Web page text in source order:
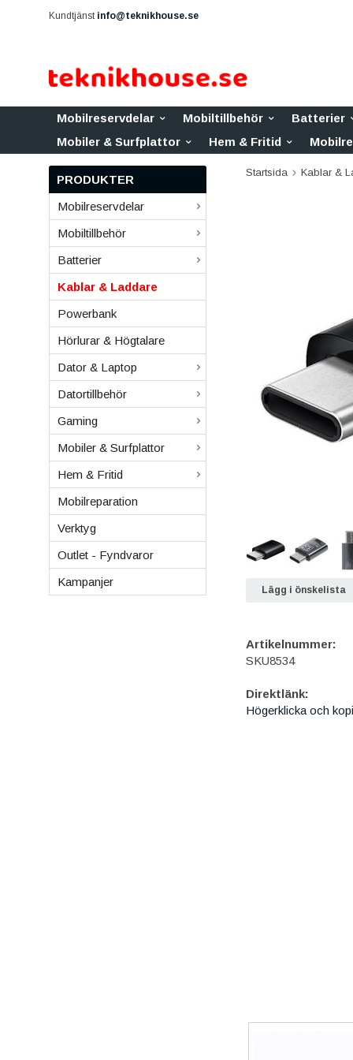
Kundtjänst info@teknikhouse.se
Mobilreservdelar Mobiltillbehör Batterier
Mobiler & Surfplattor
Hem & Fritid
PRODUKTER
Mobilreservdelar
Mobiltillbehör
Batterier
Kablar & Laddare
Powerbank
Hörlurar & Högtalare
Dator & Laptop
Datortillbehör
Gaming
Mobiler & Surfplattor
Hem & Fritid
Mobilreparation
Verktyg
Outlet - Fyndvaror
Kampanjer
Startsida Kablar &
Lägg i önskelista
Artikelnummer:
SKU8534
Direktlänk:
Högerklicka och